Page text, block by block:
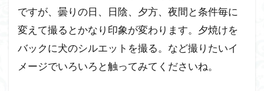
ですが、曇りの日、日陰、夕方、夜間と条件毎に
変えて撮るとかなり印象が変わります。夕焼けを
バックに犬のシルエットを撮る。など撮りたいイ
メージでいろいろと触ってみてくださいね。